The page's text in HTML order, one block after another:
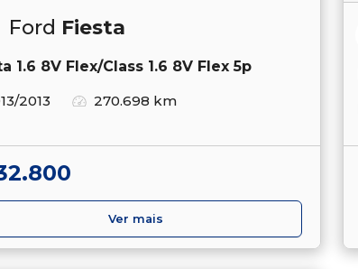
Ford Fiesta
1.6 8V Flex/Class 1.6 8V Flex 5p
2013
270.698 km
Ver mais